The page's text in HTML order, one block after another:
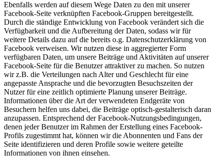
Ebenfalls werden auf diesem Wege Daten zu den mit unserer
Facebook-Seite verknüpften Facebook-Gruppen bereitgestellt.
Durch die ständige Entwicklung von Facebook verändert sich die
Verfügbarkeit und die Aufbereitung der Daten, sodass wir für
weitere Details dazu auf die bereits o.g. Datenschutzerklärung von
Facebook verweisen. Wir nutzen diese in aggregierter Form
verfügbaren Daten, um unsere Beiträge und Aktivitäten auf unserer
Facebook-Seite für die Benutzer attraktiver zu machen. So nutzen
wir z.B. die Verteilungen nach Alter und Geschlecht für eine
angepasste Ansprache und die bevorzugten Besuchszeiten der
Nutzer für eine zeitlich optimierte Planung unserer Beiträge.
Informationen über die Art der verwendeten Endgeräte von
Besuchern helfen uns dabei, die Beiträge optisch-gestalterisch daran
anzupassen. Entsprechend der Facebook-Nutzungsbedingungen,
denen jeder Benutzer im Rahmen der Erstellung eines Facebook-
Profils zugestimmt hat, können wir die Abonnenten und Fans der
Seite identifizieren und deren Profile sowie weitere geteilte
Informationen von ihnen einsehen.